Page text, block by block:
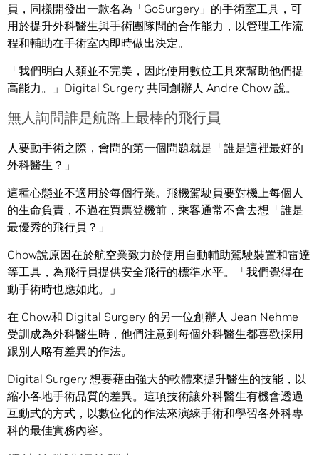
員，同樣開發出一款名為「GoSurgery」的手術室工具，可
用於提升外科醫生與手術團隊間的合作能力，以管理工作流
程和輔助在手術室內即時做出決定。
「我們明白人類並不完美，因此使用數位工具來幫助他們提
高能力。」Digital Surgery 共同創辦人 Andre Chow 說。
無人詢問誰是航路上最棒的飛行員
人要動手術之際，會問的第一個問題就是「誰是這裡最好的
外科醫生？」
這種心態並不適用於每個行業。飛機駕駛員要對機上每個人
的生命負責，不過在買票登機前，乘客通常不會去想「誰是
最優秀的飛行員？」
Chow說原因在於航空業致力於使用自動輔助駕駛裝置和雷達
等工具，為飛行員提供安全飛行的標準水平。「我們覺得在
動手術時也應如此。」
在 Chow和 Digital Surgery 的另一位創辦人 Jean Nehme
受訓成為外科醫生時，他們注意到每個外科醫生都喜歡採用
跟別人略有差異的作法。
Digital Surgery 想要藉由強大的軟體來提升醫生的技能，以
縮小各地手術品質的差異。這項技術讓外科醫生有機會透過
互動式的方式，以數位化的作法來演練手術和學習各外科專
科的最佳實務內容。